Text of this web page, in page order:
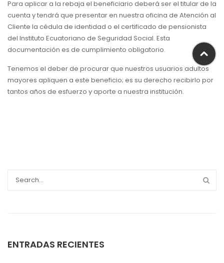
Para aplicar a la rebaja el beneficiario deberá ser el titular de la
cuenta y tendrá que presentar en nuestra oficina de Atención al
Cliente la cédula de identidad o el certificado de pensionista
del Instituto Ecuatoriano de Seguridad Social. Esta
documentación es de cumplimiento obligatorio.
Tenemos el deber de procurar que nuestros usuarios adultos
mayores apliquen a este beneficio; es su derecho recibirlo por
tantos años de esfuerzo y aporte a nuestra institución.
ENTRADAS RECIENTES